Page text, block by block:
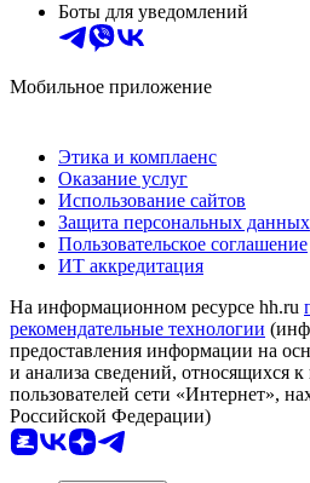
Боты для уведомлений
Мобильное приложение
Этика и комплаенс
Оказание услуг
Использование сайтов
Защита персональных данных
Пользовательское соглашение
ИТ аккредитация
На информационном ресурсе hh.ru
рекомендательные технологии
предоставления информации на
и анализа сведений, относящихся
пользователей сети «Интернет»,
Российской Федерации)